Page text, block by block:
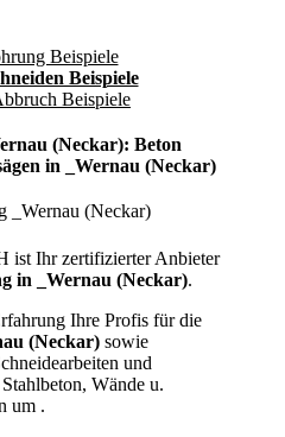
Beispiele
Beispiele
Beispiele
(Neckar): Beton
in _Wernau (Neckar)
ist Ihr zertifizierter Anbieter
in _Wernau (Neckar).
Ihre Profis für die
(Neckar) sowie
und
Wände u.
um .